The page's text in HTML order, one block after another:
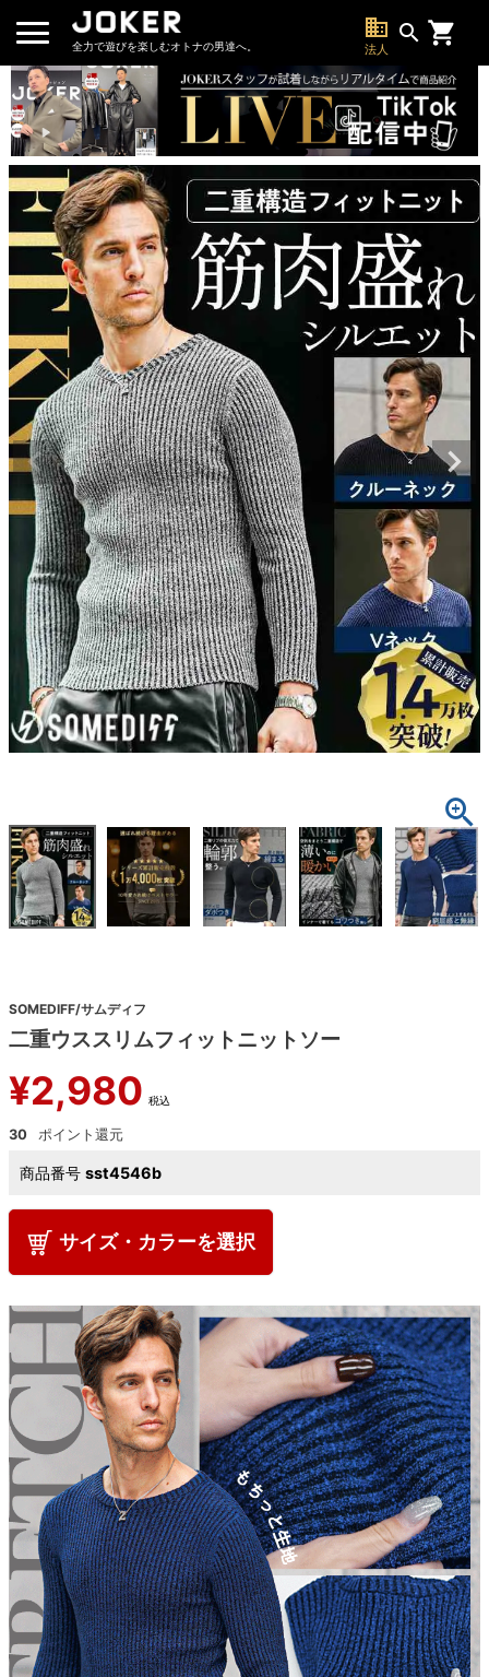
全力で遊びを楽しむオトナの男達へ。
business
法人
search
SOMEDIFF/サムディフ
二重ウススリムフィットニットソー
¥2,980 税込
30
商品番号 sst4546b
サイズ・カラーを選択